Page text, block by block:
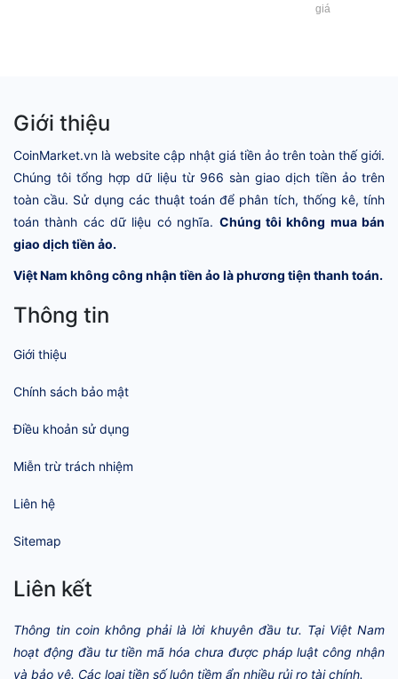
giá
Giới thiệu
CoinMarket.vn là website cập nhật giá tiền ảo trên toàn thế giới.
Chúng tôi tổng hợp dữ liệu từ 966 sàn giao dịch tiền ảo trên
toàn cầu. Sử dụng các thuật toán để phân tích, thống kê, tính
toán thành các dữ liệu có nghĩa. Chúng tôi không mua bán
giao dịch tiền ảo.
Việt Nam không công nhận tiền ảo là phương tiện thanh toán.
Thông tin
Giới thiệu
Chính sách bảo mật
Điều khoản sử dụng
Miễn trừ trách nhiệm
Liên hệ
Sitemap
Liên kết
Thông tin coin không phải là lời khuyên đầu tư. Tại Việt Nam
hoạt động đầu tư tiền mã hóa chưa được pháp luật công nhận
và bảo vệ. Các loại tiền số luôn tiềm ẩn nhiều rủi ro tài chính.